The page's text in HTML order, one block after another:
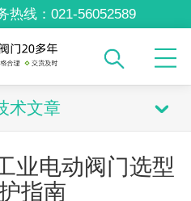
热线： 021-56052589
术文章
业电动阀门选型
指南